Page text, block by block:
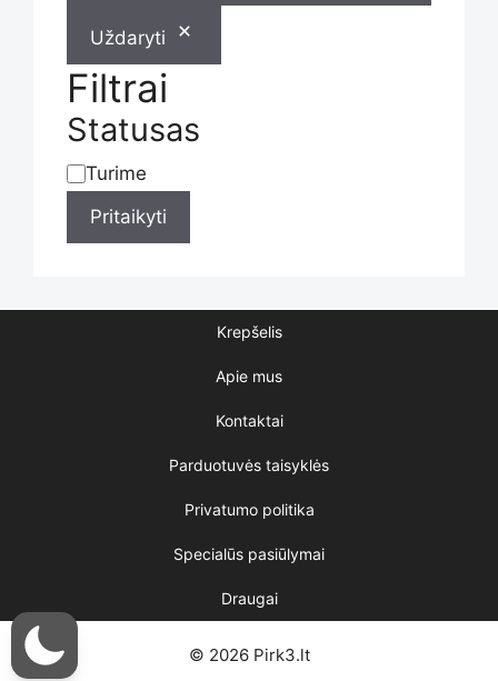
Uždaryti
Filtrai
Statusas
Statusas
Turime
Pritaikyti
Krepšelis
Apie mus
Kontaktai
Parduotuvės taisyklės
Privatumo politika
Specialūs pasiūlymai
Draugai
© 2026 Pirk3.lt